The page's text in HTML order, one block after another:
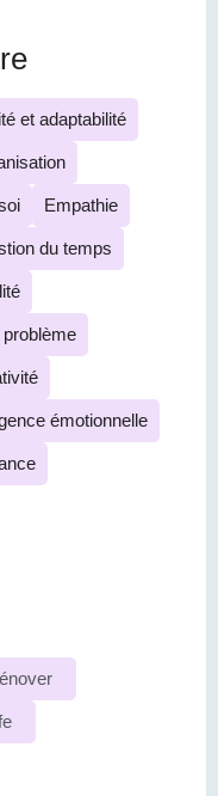
et adaptabilité
Empathie
du temps
émotionnelle